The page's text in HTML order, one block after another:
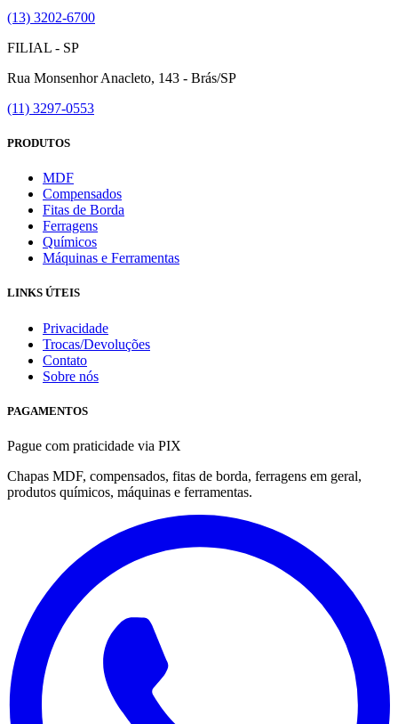
(13) 3202-6700
FILIAL - SP
Rua Monsenhor Anacleto, 143 - Brás/SP
(11) 3297-0553
PRODUTOS
MDF
Compensados
Fitas de Borda
Ferragens
Químicos
Máquinas e Ferramentas
LINKS ÚTEIS
Privacidade
Trocas/Devoluções
Contato
Sobre nós
PAGAMENTOS
Pague com praticidade via PIX
Chapas MDF, compensados, fitas de borda, ferragens em geral,
produtos químicos, máquinas e ferramentas.